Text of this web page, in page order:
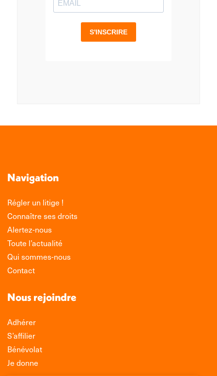
Navigation
Régler un litige !
Connaître ses droits
Alertez-nous
Toute l’actualité
Qui sommes-nous
Contact
Nous rejoindre
Adhérer
S’affilier
Bénévolat
Je donne